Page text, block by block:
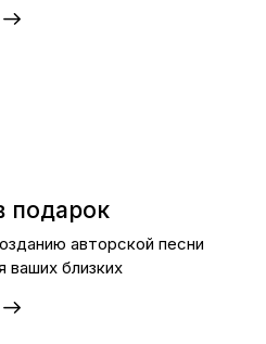
подарок
авторской песни
ваших близких